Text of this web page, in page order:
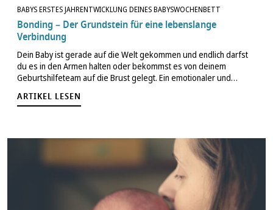
BABYS ERSTES JAHRENTWICKLUNG DEINES BABYSWOCHENBETT
Bonding – Der Grundstein für eine lebenslange
Verbindung
Dein Baby ist gerade auf die Welt gekommen und endlich darfst
du es in den Armen halten oder bekommst es von deinem
Geburtshilfeteam auf die Brust gelegt. Ein emotionaler und
genießen dürft. Genau…
ARTIKEL LESEN